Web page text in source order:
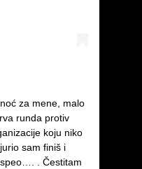
za mene, malo
runda protiv
koju niko
sam finiš i
. Čestitam